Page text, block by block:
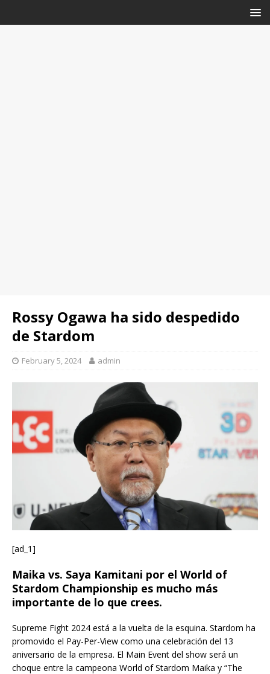
Rossy Ogawa ha sido despedido
de Stardom
February 5, 2024 admin
[ad_1]
Maika vs. Saya Kamitani por el World of
Stardom Championship es mucho más
importante de lo que crees.
Supreme Fight 2024 está a la vuelta de la esquina. Stardom ha
promovido el Pay-Per-View como una celebración del 13
aniversario de la empresa. El Main Event del show será un
choque entre la campeona World of Stardom Maika y “The